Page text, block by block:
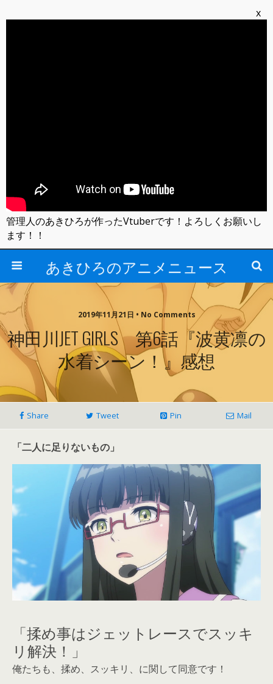
あきひろのアニメニュース
2019年11月21日 • No Comments
神田川JET GIRLS 第6話『波黄凛の
水着シーン！』感想
Share Tweet Pin Mail
「二人に足りないもの」
「揉め事はジェットレースでスッキ
リ解決！」
俺たちも、揉め、スッキリ、に関して同意です！
x
管理人のあきひろが作ったVtuberです！よろしくお願いし
ます！！